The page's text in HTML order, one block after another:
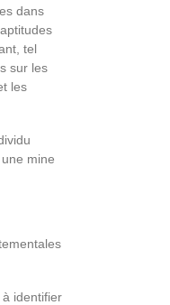
dans
tel
sur les
les
mine
identifier